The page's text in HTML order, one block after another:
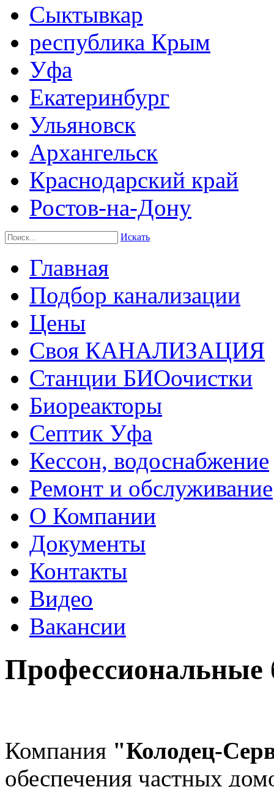
Сыктывкар
республика Крым
Уфа
Екатеринбург
Ульяновск
Архангельск
Краснодарский край
Ростов-на-Дону
Искать
Главная
Подбор канализации
Цены
Своя КАНАЛИЗАЦИЯ
Станции БИОочистки
Биореакторы
Септик Уфа
Кессон, водоснабжение
Ремонт и обслуживание
О Компании
Документы
Контакты
Видео
Вакансии
Профессиональные
Компания "Колодец-
обеспечения частных